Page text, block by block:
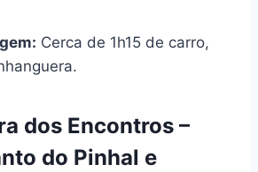
Cerca de 1h15 de carro,
dos Encontros –
do Pinhal e